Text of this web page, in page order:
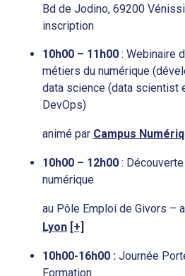
Bd de Jodino, 69200
inscription
10h00 – 11h00 : Webinaire
métiers du numérique
data science (data scientist
DevOps)
animé par Campus
10h00 – 12h00 :
numérique
au Pôle Emploi de Givors –
Lyon [+]
10h00-16h00 : Journée
Formation